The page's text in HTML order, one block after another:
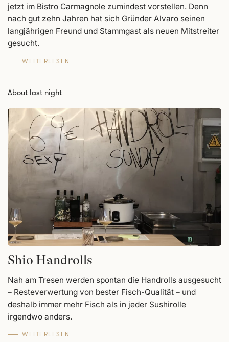
jetzt im Bistro Carmagnole zumindest vorstellen. Denn
nach gut zehn Jahren hat sich Gründer Alvaro seinen
langjährigen Freund und Stammgast als neuen Mitstreiter
gesucht.
WEITERLESEN
About last night
Shio Handrolls
Nah am Tresen werden spontan die Handrolls ausgesucht
– Resteverwertung von bester Fisch-Qualität – und
deshalb immer mehr Fisch als in jeder Sushirolle
irgendwo anders.
WEITERLESEN